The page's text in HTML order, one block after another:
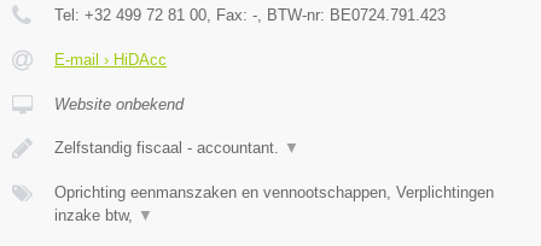
Tel: +32 499 72 81 00, Fax: -, BTW-nr: BE0724.791.423
E-mail › HiDAcc
Website onbekend
Zelfstandig fiscaal - accountant. ▼
Oprichting eenmanszaken en vennootschappen, Verplichtingen
inzake btw, ▼